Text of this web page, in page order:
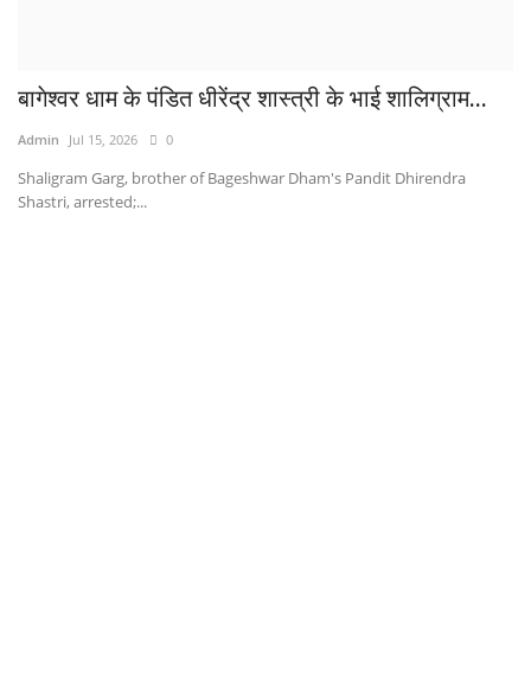
बागेश्वर धाम के पंडित धीरेंद्र शास्त्री के भाई शालिग्राम...
Admin Jul 15, 2026 0
Shaligram Garg, brother of Bageshwar Dham's Pandit Dhirendra
Shastri, arrested;...